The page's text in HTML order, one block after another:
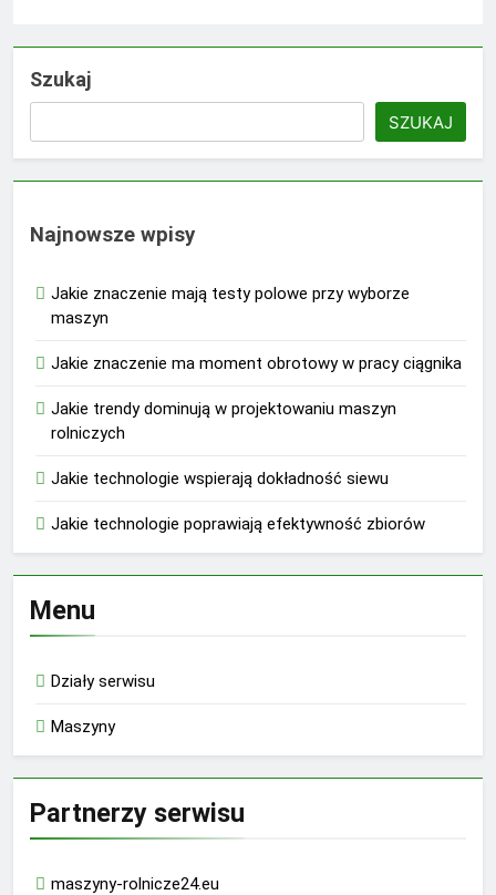
Szukaj
SZUKAJ
Najnowsze wpisy
Jakie znaczenie mają testy polowe przy wyborze
maszyn
Jakie znaczenie ma moment obrotowy w pracy ciągnika
Jakie trendy dominują w projektowaniu maszyn
rolniczych
Jakie technologie wspierają dokładność siewu
Jakie technologie poprawiają efektywność zbiorów
Menu
Działy serwisu
Maszyny
Partnerzy serwisu
maszyny-rolnicze24.eu